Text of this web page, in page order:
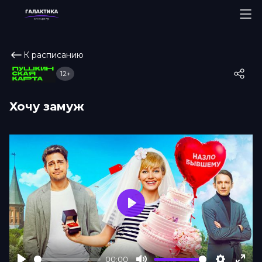
К расписанию
Хочу замуж
12+
00:00
Play